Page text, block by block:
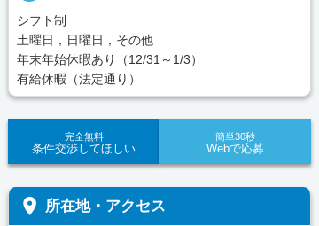
シフト制
土曜日，日曜日，その他
年末年始休暇あり（12/31～1/3）
有給休暇（法定通り）
完全無料
条件交渉してほしい
簡単30秒
Webで応募
place 所在地・アクセス